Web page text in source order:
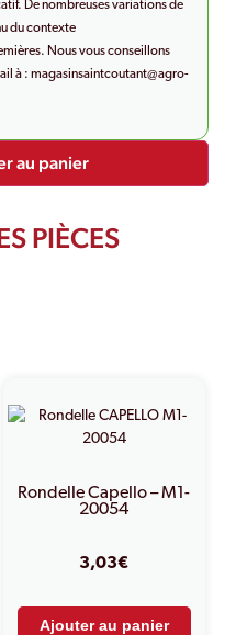
De nombreuses variations de
du contexte
Nous vous conseillons
à : magasinsaintcoutant@agro-
au panier
PIÈCES
Rondelle Capello – M1-
20054
3,03€
Ajouter au panier